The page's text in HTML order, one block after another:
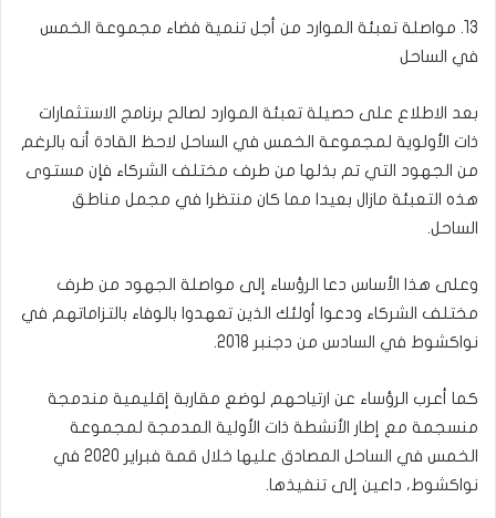
13. مواصلة تعبئة الموارد من أجل تنمية فضاء مجموعة الخمس
في الساحل
بعد الاطلاع على حصيلة تعبئة الموارد لصالح برنامج الاستثمارات
ذات الأولوية لمجموعة الخمس في الساحل لاحظ القادة أنه بالرغم
من الجهود التي تم بذلها من طرف مختلف الشركاء فإن مستوى
هذه التعبئة مازال بعيدا مما كان منتظرا في مجمل مناطق
الساحل.
وعلى هذا الأساس دعا الرؤساء إلى مواصلة الجهود من طرف
مختلف الشركاء ودعوا أولئك الذين تعهدوا بالوفاء بالتزاماتهم في
نواكشوط في السادس من دجنبر 2018.
كما أعرب الرؤساء عن ارتياحهم لوضع مقاربة إقليمية مندمجة
منسجمة مع إطار الأنشطة ذات الأولية المدمجة لمجموعة
الخمس في الساحل المصادق عليها خلال قمة فبراير 2020 في
نواكشوط، داعين إلى تنفيذها.